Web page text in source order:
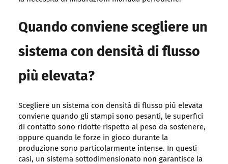
Quando conviene scegliere un
sistema con densità di flusso
più elevata?
Scegliere un sistema con densità di flusso più elevata
conviene quando gli stampi sono pesanti, le superfici
di contatto sono ridotte rispetto al peso da sostenere,
oppure quando le forze in gioco durante la
produzione sono particolarmente intense. In questi
casi, un sistema sottodimensionato non garantisce la